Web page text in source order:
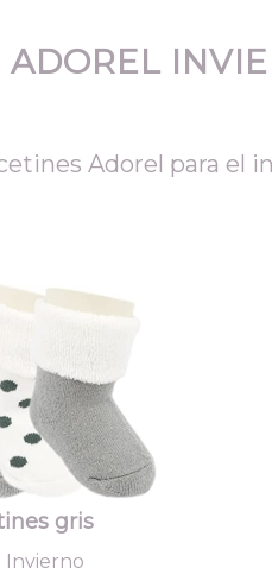
Adorel para el
gris
Invierno